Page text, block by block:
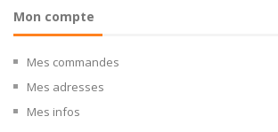
Mon compte
Mes commandes
Mes adresses
Mes infos